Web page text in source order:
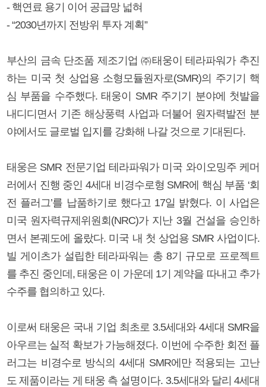
- 핵연료 용기 이어 공급망 넓혀
- “2030년까지 전방위 투자 계획”
부산의 금속 단조품 제조기업 ㈜태웅이 테라파워가 추진
하는 미국 첫 상업용 소형모듈원자로(SMR)의 주기기 핵
심 부품을 수주했다. 태웅이 SMR 주기기 분야에 첫발을
내디디면서 기존 해상풍력 사업과 더불어 원자력발전 분
야에서도 글로벌 입지를 강화해 나갈 것으로 기대된다.
태웅은 SMR 전문기업 테라파워가 미국 와이오밍주 케머
러에서 진행 중인 4세대 비경수로형 SMR에 핵심 부품 ‘회
전 플러그’를 납품하기로 했다고 17일 밝혔다. 이 사업은
미국 원자력규제위원회(NRC)가 지난 3월 건설을 승인하
면서 본궤도에 올랐다. 미국 내 첫 상업용 SMR 사업이다.
빌 게이츠가 설립한 테라파워는 총 8기 규모로 프로젝트
를 추진 중인데, 태웅은 이 가운데 1기 계약을 따내고 추가
수주를 협의하고 있다.
이로써 태웅은 국내 기업 최초로 3.5세대와 4세대 SMR을
아우르는 실적 확보가 가능해졌다. 이번에 수주한 회전 플
러그는 비경수로 방식의 4세대 SMR에만 적용되는 고난
도 제품이라는 게 태웅 측 설명이다. 3.5세대와 달리 4세대